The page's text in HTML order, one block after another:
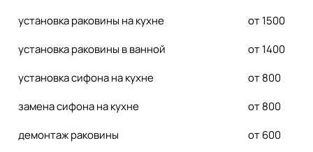
установка раковины на кухне
от 1500
установка раковины в ванной
от 1400
установка сифона на кухне
от 800
замена сифона на кухне
от 800
демонтаж раковины
от 600